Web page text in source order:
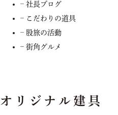
– 社長ブログ
– こだわりの道具
– 股旅の活動
– 街角グルメ
オリジナル建具